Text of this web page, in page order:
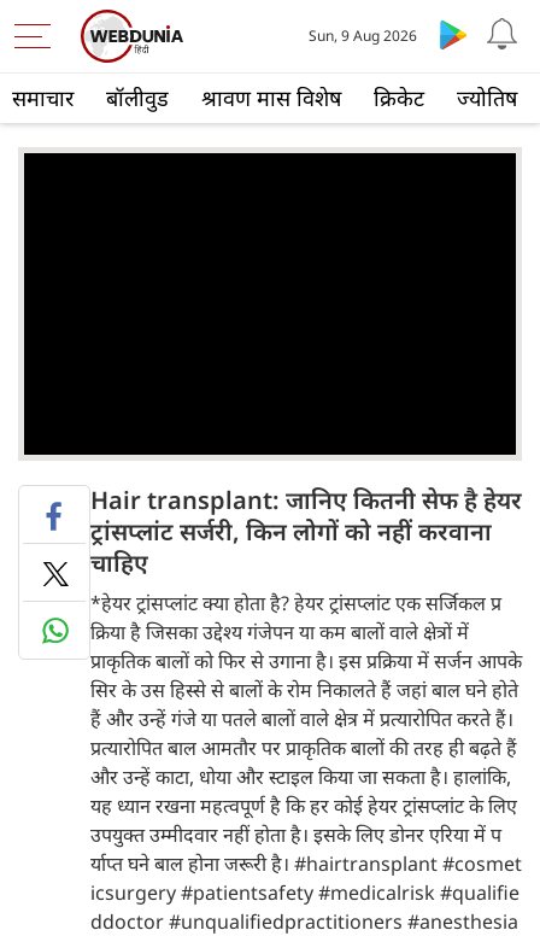
समाचार बॉलीवुड श्रावण मास विशेष क्रिकेट ज्योतिष
Sun, 9 Aug 2026
Hair transplant: जानिए कितनी सेफ है हेयर
ट्रांसप्लांट सर्जरी, किन लोगों को नहीं करवाना
चाहिए
*हेयर ट्रांसप्लांट क्या होता है? हेयर ट्रांसप्लांट एक सर्जिकल प्र
क्रिया है जिसका उद्देश्य गंजेपन या कम बालों वाले क्षेत्रों में
प्राकृतिक बालों को फिर से उगाना है। इस प्रक्रिया में सर्जन आपके
सिर के उस हिस्से से बालों के रोम निकालते हैं जहां बाल घने होते
हैं और उन्हें गंजे या पतले बालों वाले क्षेत्र में प्रत्यारोपित करते हैं।
प्रत्यारोपित बाल आमतौर पर प्राकृतिक बालों की तरह ही बढ़ते हैं
और उन्हें काटा, धोया और स्टाइल किया जा सकता है। हालांकि,
यह ध्यान रखना महत्वपूर्ण है कि हर कोई हेयर ट्रांसप्लांट के लिए
उपयुक्त उम्मीदवार नहीं होता है। इसके लिए डोनर एरिया में प
र्याप्त घने बाल होना जरूरी है। #hairtransplant #cosmet
icsurgery #patientsafety #medicalrisk #qualifie
ddoctor #unqualifiedpractitioners #anesthesia